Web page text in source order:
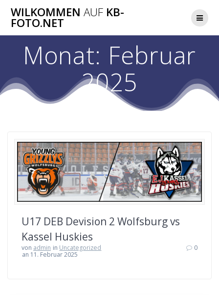
Inhalt
WILKOMMEN AUF KB-
FOTO.NET
Monat: Februar
2025
U17 DEB Devision 2 Wolfsburg vs
Kassel Huskies
von admin in Uncategorized
an 11. Februar 2025
0